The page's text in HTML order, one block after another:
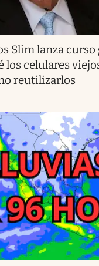
Slim lanza
los celulares
reutilizarlos